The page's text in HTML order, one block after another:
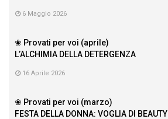
6 Maggio 2026
❀ Provati per voi (aprile)
L’ALCHIMIA DELLA DETERGENZA
16 Aprile 2026
❀ Provati per voi (marzo)
FESTA DELLA DONNA: VOGLIA DI BEAUTY